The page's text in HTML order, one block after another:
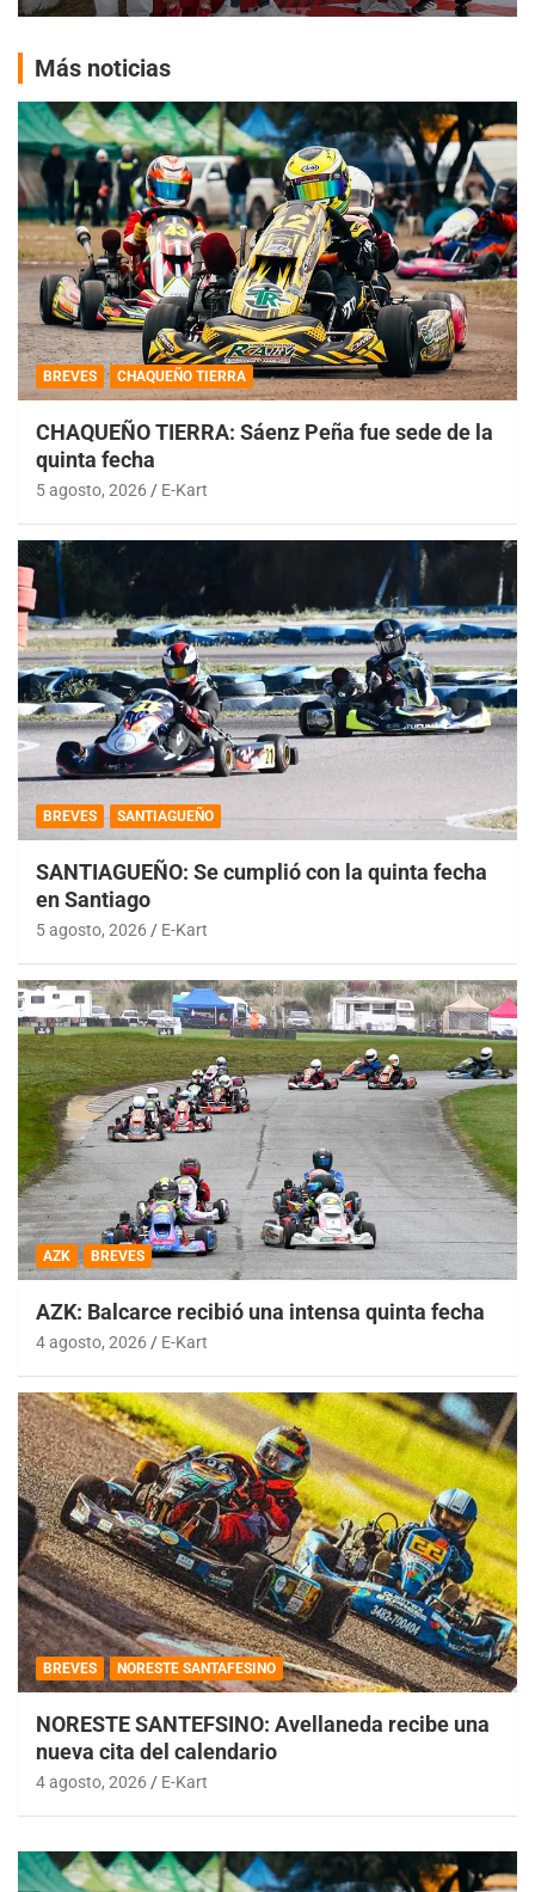
Más noticias
BREVES CHAQUEÑO TIERRA
CHAQUEÑO TIERRA: Sáenz Peña fue sede de la
quinta fecha
5 agosto, 2026 E-Kart
BREVES SANTIAGUEÑO
SANTIAGUEÑO: Se cumplió con la quinta fecha
en Santiago
5 agosto, 2026 E-Kart
AZK BREVES
AZK: Balcarce recibió una intensa quinta fecha
4 agosto, 2026 E-Kart
BREVES NORESTE SANTAFESINO
NORESTE SANTEFSINO: Avellaneda recibe una
nueva cita del calendario
4 agosto, 2026 E-Kart